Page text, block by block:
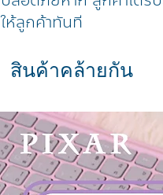
ให้ลูกค้าทันที
สินค้าคล้ายกัน